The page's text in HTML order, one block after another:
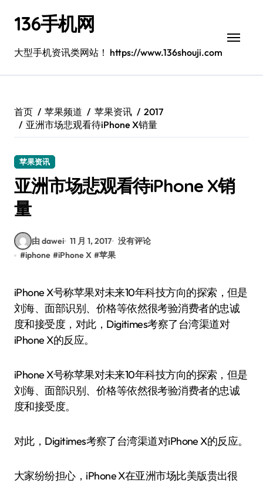
136手机网
大型手机资讯类网站！ https://www.136shouji.com
首页 苹果频道 苹果资讯
2017
亚洲市场悲观看待iPhone X销量
苹果资讯
亚洲市场悲观看待iPhone X销
量
由 dawei 11 月 1, 2017 没有评论
#iphone #iPhone X #苹果
iPhone X号称苹果对未来10年科技方向的探索，但是
刘海、面部识别、价格等依然很考验消费者的忠诚
度和接受度，对此，Digitimes考察了台湾渠道对
iPhone X的反应。
iPhone X号称苹果对未来10年科技方向的探索，但是
刘海、面部识别、价格等依然很考验消费者的忠诚
度和接受度。
对此，Digitimes考察了台湾渠道对iPhone X的反应。
大家纷纷担心，iPhone X在亚洲市场比美版贵出很